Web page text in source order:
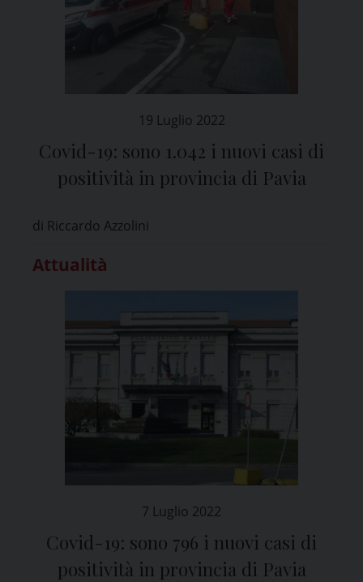
19 Luglio 2022
Covid-19: sono 1.042 i nuovi casi di
positività in provincia di Pavia
di Riccardo Azzolini
Attualità
7 Luglio 2022
Covid-19: sono 796 i nuovi casi di
positività in provincia di Pavia